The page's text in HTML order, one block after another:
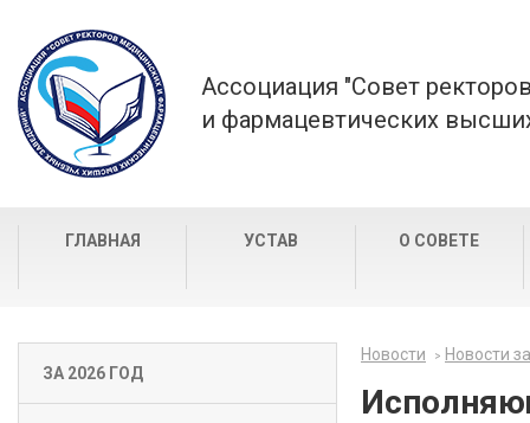
Ассоциация "Совет
и фармацевтических
ГЛАВНАЯ УСТАВ О СОВЕТЕ
ЗА 2026 ГОД
Новости Новости